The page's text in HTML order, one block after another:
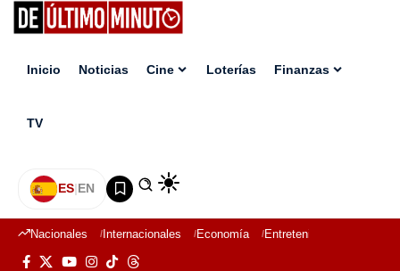
Inicio Noticias Cine Loterías Finanzas
TV
ES|EN
Nacionales Internacionales Economía Entretenimiento